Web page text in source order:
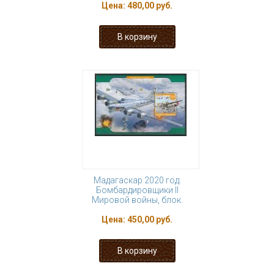
Цена: 480,00 руб.
Мадагаскар 2020 год.
Бомбардировщики II
Мировой войны, блок.
Цена: 450,00 руб.